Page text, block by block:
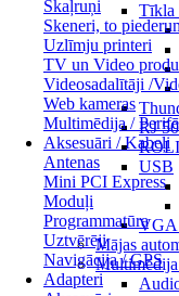
Skaļruņi
Skeneri, to
Uzlīmju printeri
TV un Video
Videosadalītāji /
Web kameras
Multimēdija /
Aksesuāri / Kabeļi
Antenas
Mini PCI Express
Moduļi
Programmatūra
Uztvērēji
Navigācija / GPS
Adapteri
Tīkla
RJ 50
USB
VGA
Mājas